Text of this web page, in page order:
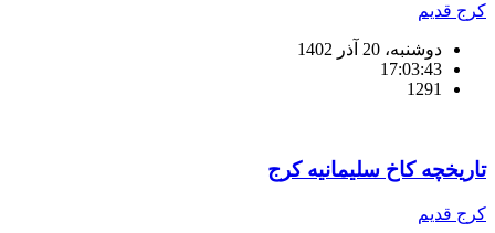
کرج قدیم
دوشنبه، 20 آذر 1402
17:03:43
1291
تاریخچه کاخ سلیمانیه کرج
کرج قدیم